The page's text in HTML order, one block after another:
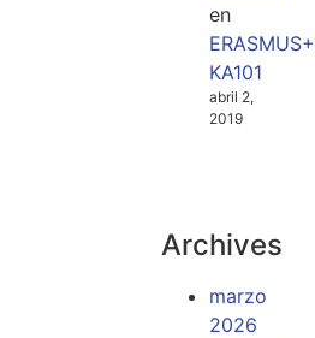
en
ERASMUS+
KA101
abril 2,
2019
Archives
marzo
2026